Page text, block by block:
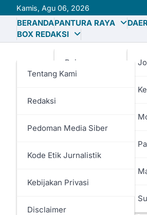
to
content
Kamis, Agu 06, 2026
BERANDAPANTURA RAYA
Bojonegoro
BOX REDAKSI
Tentang Kami
Redaksi
Pedoman Media Siber
Kode Etik Jurnalistik
Kebijakan Privasi
Disclaimer
Spesialis Curi
Polisi
Sulis Rahmadi